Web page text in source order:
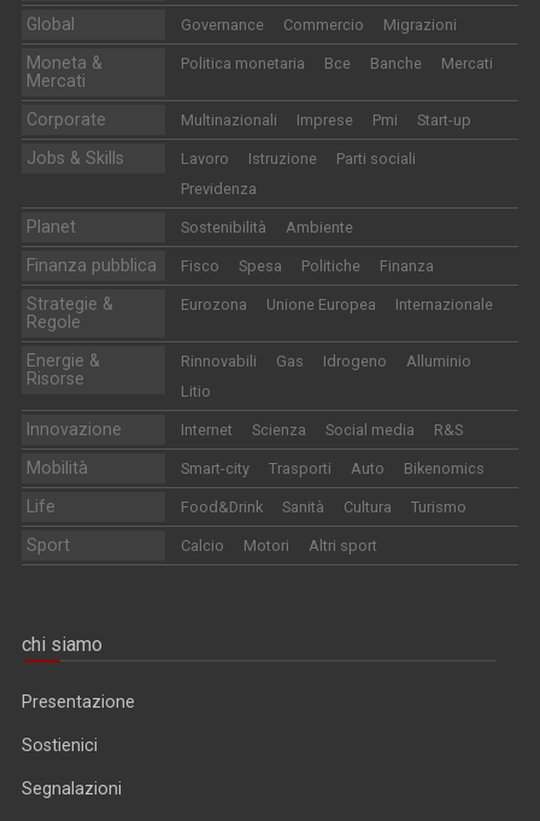
Global Governance Commercio Migrazioni
Moneta &
Mercati
Politica monetaria Bce Banche Mercati
Corporate Multinazionali Imprese Pmi Start-up
Jobs & Skills Lavoro Istruzione
Parti sociali
Previdenza
Planet Sostenibilità Ambiente
Finanza pubblica Fisco Spesa Politiche Finanza
Strategie &
Regole
Eurozona Unione Europea Internazionale
Energie &
Risorse
Rinnovabili Gas Idrogeno
Alluminio
Litio
Innovazione Internet Scienza Social media R&S
Mobilità Smart-city Trasporti Auto Bikenomics
Life Food&Drink Sanità Cultura Turismo
Sport Calcio Motori Altri sport
chi siamo
Presentazione
Sostienici
Segnalazioni